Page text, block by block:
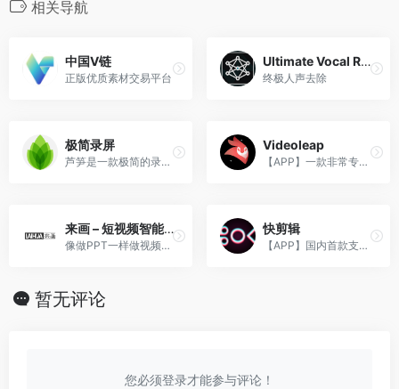
相关导航
中国V链
正版优质素材交易平台
Ultimate Vocal Remover v5
终极人声去除
极简录屏
芦笋是一款极简的录屏分享工具，支持屏幕+人像同时录制，可一键分享视频链接，对方无需下载和安装即可观看和评论。芦笋让沟通更高效、更有效。
Videoleap
【APP】一款非常专业的视频剪辑软件，让你在手机上也能制作出专业的视频效果
来画 – 短视频智能创作营销平台
像做PPT一样做视频，简单快速上手的在线视频办公创作平台。
快剪辑
【APP】国内首款支持在线视频剪辑的软件，拥有强大的视频录制、合成等功能。
暂无评论
您必须登录才能参与评论！